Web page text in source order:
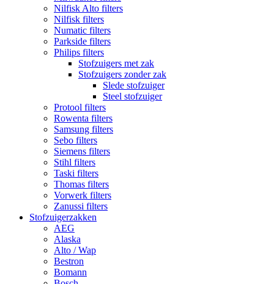
Nilfisk Alto filters
Nilfisk filters
Numatic filters
Parkside filters
Philips filters
Stofzuigers met zak
Stofzuigers zonder zak
Slede stofzuiger
Steel stofzuiger
Protool filters
Rowenta filters
Samsung filters
Sebo filters
Siemens filters
Stihl filters
Taski filters
Thomas filters
Vorwerk filters
Zanussi filters
Stofzuigerzakken
AEG
Alaska
Alto / Wap
Bestron
Bomann